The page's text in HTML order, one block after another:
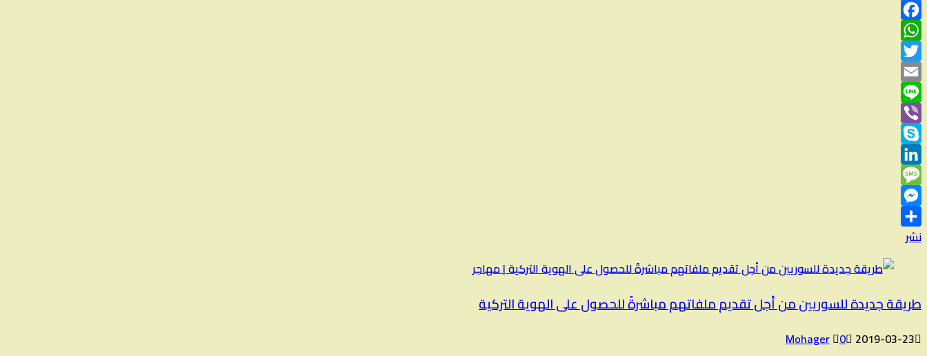
Facebook
WhatsApp
Twitter
Email
Line
Viber
Skype
LinkedIn
Message
Messenger
نشر
طريقة جديدة للسوريين من أجل تقديم ملفاتهم مباشرةً للحصول على الهوية التركية
2019-03-23
Mohager 0